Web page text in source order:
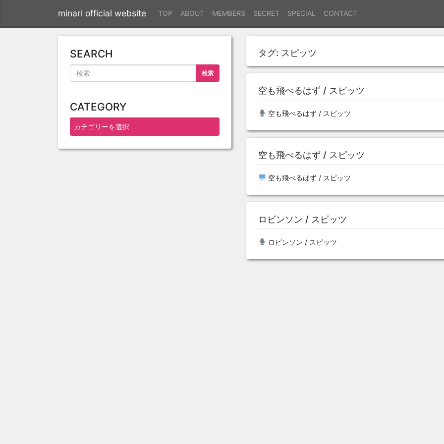
minari official website TOP ABOUT MEMBERS SECRET SPECIAL CONTACT
タグ: スピッツ
空も飛べるはず / スピッツ
空も飛べるはず / スピッツ
空も飛べるはず / スピッツ
空も飛べるはず / スピッツ
ロビンソン / スピッツ
ロビンソン / スピッツ
SEARCH
検索
CATEGORY